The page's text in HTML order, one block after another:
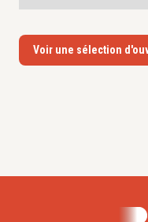
Voir une sélection